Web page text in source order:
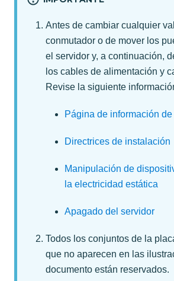
Antes de cambiar cualquier
conmutador o de mover los
el servidor y, a continuación,
los cables de alimentación y
Revise la siguiente
Página de información
Directrices de instalación
Manipulación de
la electricidad estática
Apagado del servidor
Todos los conjuntos de la
que no aparecen en las
documento están reservados.